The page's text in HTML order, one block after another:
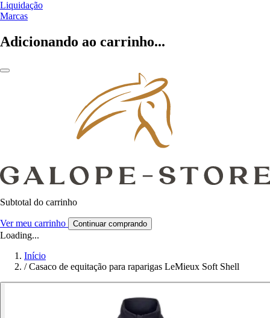
Liquidação
Marcas
Adicionando ao carrinho...
Subtotal do carrinho
Ver meu carrinho Continuar comprando
Loading...
Início
/ Casaco de equitação para raparigas LeMieux Soft Shell